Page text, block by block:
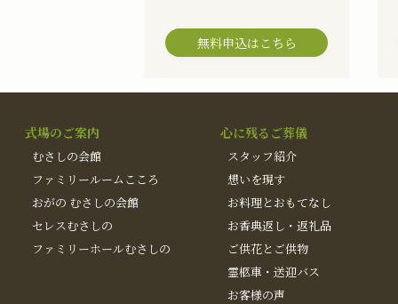
無料申込はこちら
式場のご案内
むさしの会館
ファミリールームこころ
おがの むさしの会館
セレスむさしの
ファミリーホールむさしの
心に残るご葬儀
スタッフ紹介
想いを現す
お料理とおもてなし
お香典返し・返礼品
ご供花とご供物
霊柩車・送迎バス
お客様の声